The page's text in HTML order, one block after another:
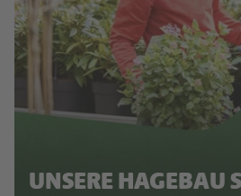
UNSERE HAGEBAU